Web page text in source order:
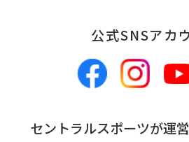
公式SNSアカ
セントラルスポーツが運